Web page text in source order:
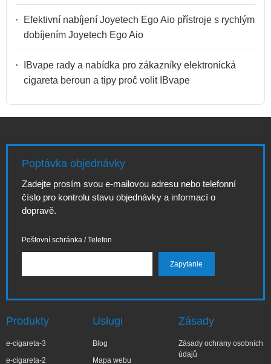
Efektivní nabíjení Joyetech Ego Aio přístroje s rychlým
dobíjením Joyetech Ego Aio
IBvape rady a nabídka pro zákazníky elektronická
cigareta beroun a tipy proč volit IBvape
Poptávka objednávky
Zadejte prosím svou e-mailovou adresu nebo telefonní
číslo pro kontrolu stavu objednávky a informací o
dopravě.
Poštovní schránka / Telefon
Produkty
e-cigareta-3
e-cigareta-2
Usługi
Blog
Mapa webu
Zásady
Zásady ochrany osobních
údajů